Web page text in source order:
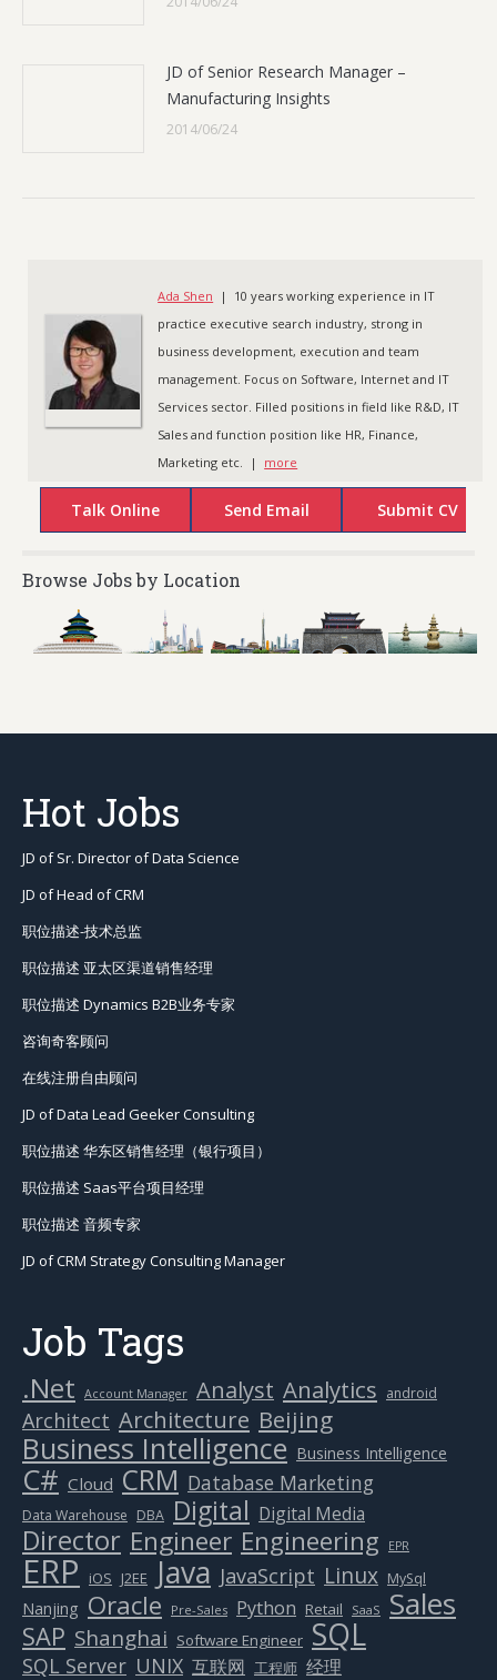
JD of Senior Research Manager –
Manufacturing Insights
2014/06/24
Ada Shen | 10 years working experience in IT
practice executive search industry, strong in
business development, execution and team
management. Focus on Software, Internet and IT
Services sector. Filled positions in field like R&D, IT
Sales and function position like HR, Finance,
Marketing etc. | more
Browse Jobs by Location
Hot Jobs
JD of Sr. Director of Data Science
JD of Head of CRM
职位描述-技术总监
职位描述 亚太区渠道销售经理
职位描述 Dynamics B2B业务专家
咨询奇客顾问
在线注册自由顾问
JD of Data Lead Geeker Consulting
职位描述 华东区销售经理（银行项目）
职位描述 Saas平台项目经理
职位描述 音频专家
JD of CRM Strategy Consulting Manager
Job Tags
.Net Account Manager Analyst Analytics android
Architect Architecture Beijing
Business Intelligence Business Intelligence
C# Cloud CRM Database Marketing
Data Warehouse DBA Digital Digital Media
Director Engineer Engineering EPR
ERP iOS J2EE Java JavaScript Linux MySql
Nanjing Oracle Pre-Sales Python Retail SaaS Sales
SAP Shanghai Software Engineer SQL
SQL Server UNIX 互联网 工程师 经理